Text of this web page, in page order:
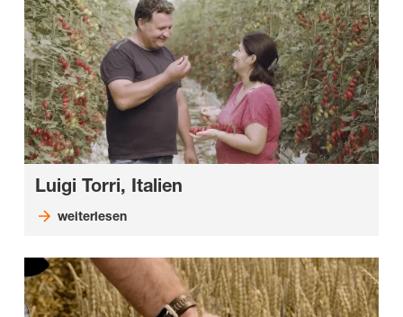
Luigi Torri, Italien
weiterlesen